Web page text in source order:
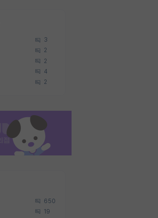
3
2
2
4
2
650
19